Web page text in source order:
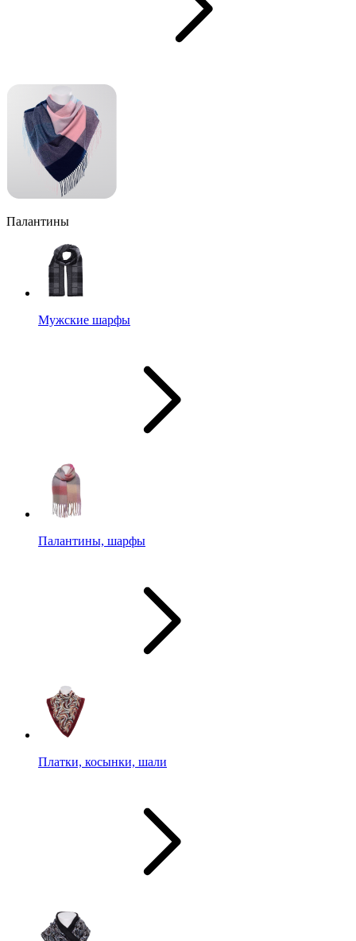
Палантины
Мужские шарфы
Палантины, шарфы
Платки, косынки, шали